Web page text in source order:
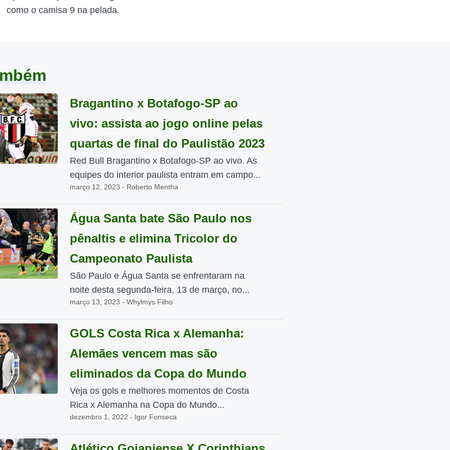
como o camisa 9 na pelada.
Bragantino x Botafogo-SP ao
vivo: assista ao jogo online pelas
quartas de final do Paulistão 2023
Red Bull Bragantino x Botafogo-SP ao vivo. As
equipes do interior paulista entram em campo...
março 12, 2023 - Roberto Mentha
Água Santa bate São Paulo nos
pênaltis e elimina Tricolor do
Campeonato Paulista
São Paulo e Água Santa se enfrentaram na
noite desta segunda-feira, 13 de março, no...
março 13, 2023 - Whylmys Filho
GOLS Costa Rica x Alemanha:
Alemães vencem mas são
eliminados da Copa do Mundo
Veja os gols e melhores momentos de Costa
Rica x Alemanha na Copa do Mundo...
dezembro 1, 2022 - Igor Fonseca